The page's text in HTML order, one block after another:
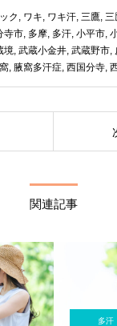
ク , ワキ, ワキ汗, 三鷹, 三
寺市, 多摩, 多汗, 小平市,
境, 武蔵小金井, 武蔵野市,
, 腋窩多汗症, 西国分寺,
関連記事
多汗